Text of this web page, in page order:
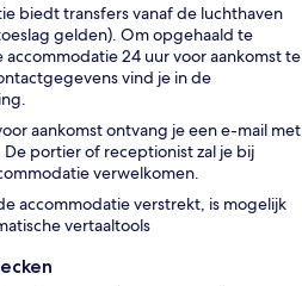
biedt transfers vanaf de luchthaven
gelden). Om opgehaald te
24 uur voor aankomst te
vind je in de
aankomst ontvang je een e-mail met
portier of receptionist zal je bij
verwelkomen.
accommodatie verstrekt, is mogelijk
vertaaltools